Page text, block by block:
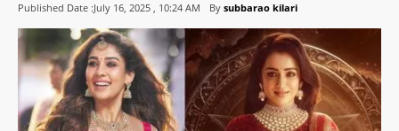
Published Date :July 16, 2025 , 10:24 AM By subbarao kilari